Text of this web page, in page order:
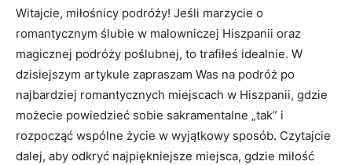
Witajcie, miłośnicy podróży! Jeśli marzycie o
romantycznym ślubie w malowniczej Hiszpanii oraz
magicznej ‍podróży poślubnej, to trafiłeś idealnie. W
dzisiejszym artykule zapraszam⁣ Was⁢ na podróż po
najbardziej romantycznych ⁢miejscach w Hiszpanii, gdzie​
możecie powiedzieć sobie sakramentalne „tak” i
rozpocząć wspólne życie w wyjątkowy sposób. Czytajcie
dalej, aby odkryć najpiękniejsze​ miejsca,⁤ gdzie miłość